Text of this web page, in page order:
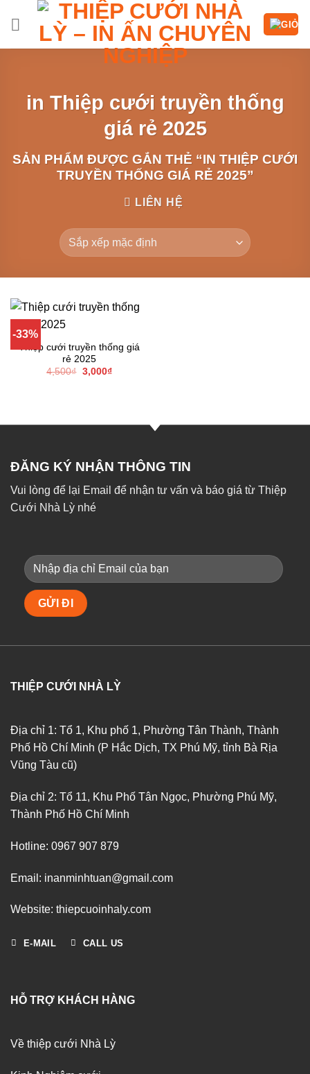
in Thiệp cưới truyền thống
giá rẻ 2025
SẢN PHẨM ĐƯỢC GẮN THẺ “IN THIỆP CƯỚI
TRUYỀN THỐNG GIÁ RẺ 2025”
LIÊN HỆ
-33%
Thiệp cưới truyền thống giá
rẻ 2025
4,500₫ Giá
3,000₫Giá
ĐĂNG KÝ NHẬN THÔNG TIN
Vui lòng để lại Email để nhận tư vấn và báo giá từ Thiệp
Cưới Nhà Lỳ nhé
THIỆP CƯỚI NHÀ LỲ
Địa chỉ 1: Tổ 1, Khu phố 1, Phường Tân Thành, Thành
Phố Hồ Chí Minh (P Hắc Dịch, TX Phú Mỹ, tỉnh Bà Rịa
Vũng Tàu cũ)
Địa chỉ 2: Tổ 11, Khu Phố Tân Ngọc, Phường Phú Mỹ,
Thành Phố Hồ Chí Minh
Hotline: 0967 907 879
Email: inanminhtuan@gmail.com
Website: thiepcuoinhaly.com
E-MAIL CALL US
HỖ TRỢ KHÁCH HÀNG
Về thiệp cưới Nhà Lỳ